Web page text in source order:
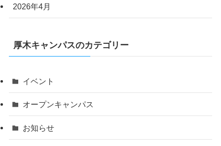
2026年4月
厚木キャンパスのカテゴリー
イベント
オープンキャンパス
お知らせ